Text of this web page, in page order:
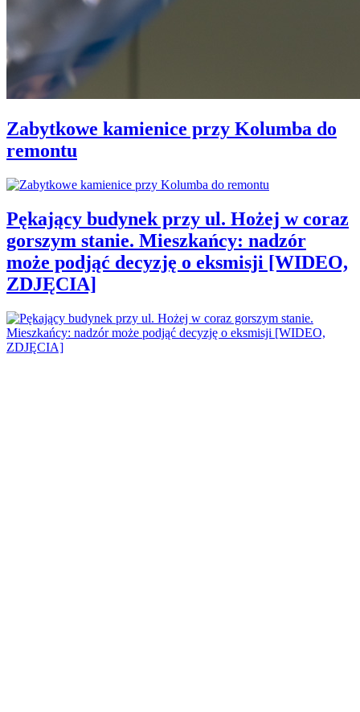
Zabytkowe kamienice przy Kolumba do
remontu
Pękający budynek przy ul. Hożej w coraz
gorszym stanie. Mieszkańcy: nadzór
może podjąć decyzję o eksmisji [WIDEO,
ZDJĘCIA]